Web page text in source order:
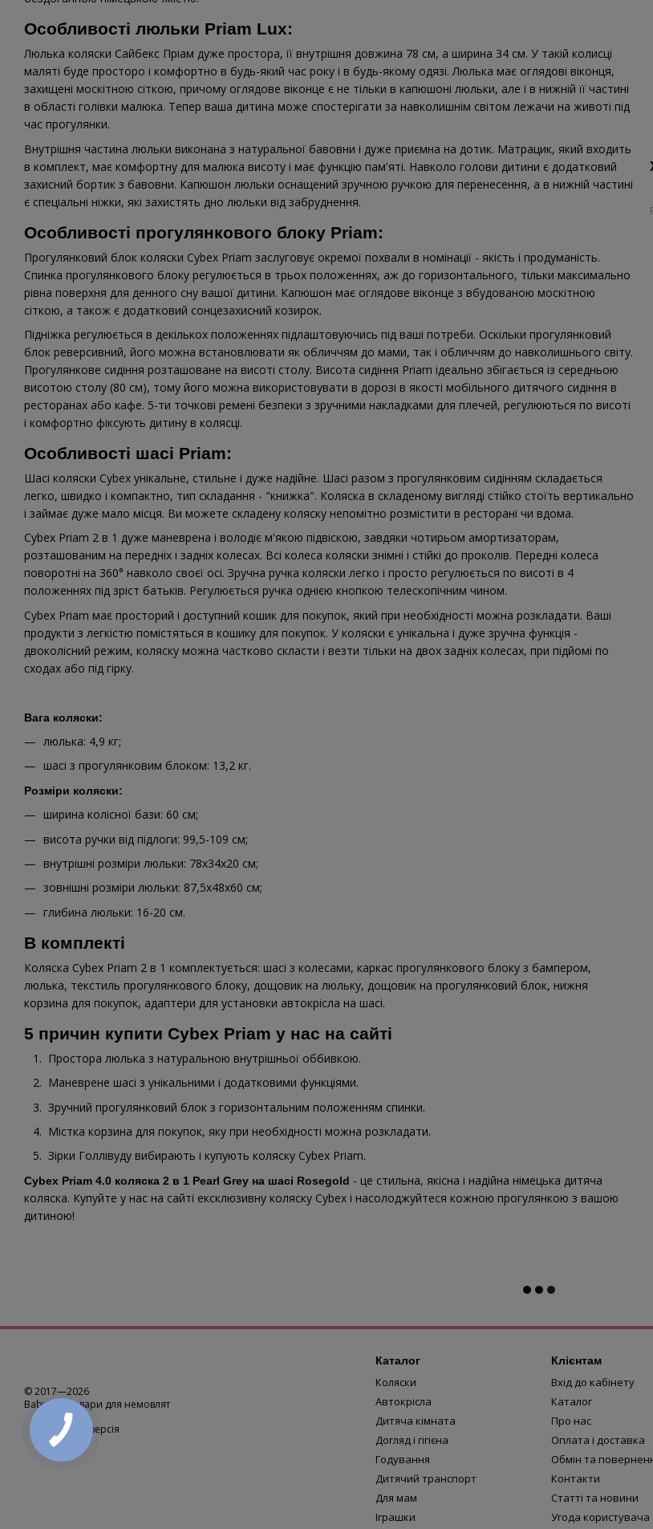
Особливості люльки Priam Lux:
Люлька коляски Сайбекс Пріам дуже простора, її внутрішня довжина 78 см, а ширина 34 см. У такій колисці
маляті буде просторо і комфортно в будь-який час року і в будь-якому одязі. Люлька має оглядові віконця,
захищені москітною сіткою, причому оглядове віконце є не тільки в капюшоні люльки, але і в нижній її частині
в області голівки малюка. Тепер ваша дитина може спостерігати за навколишнім світом лежачи на животі під
час прогулянки.
Внутрішня частина люльки виконана з натуральної бавовни і дуже приємна на дотик. Матрацик, який входить
в комплект, має комфортну для малюка висоту і має функцію пам'яті. Навколо голови дитини є додатковий
захисний бортик з бавовни. Капюшон люльки оснащений зручною ручкою для перенесення, а в нижній частині
є спеціальні ніжки, які захистять дно люльки від забруднення.
Особливості прогулянкового блоку Priam:
Прогулянковий блок коляски Cybex Priam заслуговує окремої похвали в номінації - якість і продуманість.
Спинка прогулянкового блоку регулюється в трьох положеннях, аж до горизонтального, тільки максимально
рівна поверхня для денного сну вашої дитини. Капюшон має оглядове віконце з вбудованою москітною
сіткою, а також є додатковий сонцезахисний козирок.
Підніжка регулюється в декількох положеннях підлаштовуючись під ваші потреби. Оскільки прогулянковий
блок реверсивний, його можна встановлювати як обличчям до мами, так і обличчям до навколишнього світу.
Прогулянкове сидіння розташоване на висоті столу. Висота сидіння Priam ідеально збігається із середньою
висотою столу (80 см), тому його можна використовувати в дорозі в якості мобільного дитячого сидіння в
ресторанах або кафе. 5-ти точкові ремені безпеки з зручними накладками для плечей, регулюються по висоті
і комфортно фіксують дитину в колясці.
Особливості шасі Priam:
Шасі коляски Cybex унікальне, стильне і дуже надійне. Шасі разом з прогулянковим сидінням складається
легко, швидко і компактно, тип складання - "книжка". Коляска в складеному вигляді стійко стоїть вертикально
і займає дуже мало місця. Ви можете складену коляску непомітно розмістити в ресторані чи вдома.
Cybex Priam 2 в 1 дуже маневрена і володіє м'якою підвіскою, завдяки чотирьом амортизаторам,
розташованим на передніх і задніх колесах. Всі колеса коляски знімні і стійкі до проколів. Передні колеса
поворотні на 360° навколо своєї осі. Зручна ручка коляски легко і просто регулюється по висоті в 4
положеннях під зріст батьків. Регулюється ручка однією кнопкою телескопічним чином.
Cybex Priam має просторий і доступний кошик для покупок, який при необхідності можна розкладати. Ваші
продукти з легкістю помістяться в кошику для покупок. У коляски є унікальна і дуже зручна функція -
двоколісний режим, коляску можна частково скласти і везти тільки на двох задніх колесах, при підйомі по
сходах або під гірку.
Вага коляски:
люлька: 4,9 кг;
шасі з прогулянковим блоком: 13,2 кг.
Розміри коляски:
ширина колісної бази: 60 см;
висота ручки від підлоги: 99,5-109 см;
внутрішні розміри люльки: 78х34х20 см;
зовнішні розміри люльки: 87,5х48х60 см;
глибина люльки: 16-20 см.
В комплекті
Коляска Cybex Priam 2 в 1 комплектується: шасі з колесами, каркас прогулянкового блоку з бампером,
люлька, текстиль прогулянкового блоку, дощовик на люльку, дощовик на прогулянковий блок, нижня
корзина для покупок, адаптери для установки автокрісла на шасі.
5 причин купити Cybex Priam у нас на сайті
Простора люлька з натуральною внутрішньої оббивкою.
Маневрене шасі з унікальними і додатковими функціями.
Зручний прогулянковий блок з горизонтальним положенням спинки.
Містка корзина для покупок, яку при необхідності можна розкладати.
Зірки Голлівуду вибирають і купують коляску Cybex Priam.
Cybex Priam 4.0 коляска 2 в 1 Pearl Grey на шасі Rosegold - це стильна, якісна і надійна німецька дитяча
коляска. Купуйте у нас на сайті ексклюзивну коляску Cybex і насолоджуйтеся кожною прогулянкою з вашою
дитиною!
© 2017—2026
BabyUp - товари для немовлят
Мобільна версія
Каталог
Коляски
Автокрісла
Дитяча кімната
Догляд і гігієна
Годування
Дитячий транспорт
Для мам
Іграшки
Клієнтам
Вхід до кабінету
Каталог
Про нас
Оплата і доставка
Обмін та
Контакти
Статті та новини
Угода користувача